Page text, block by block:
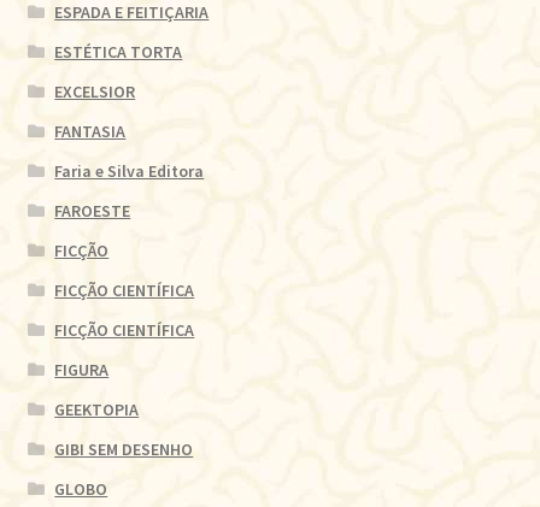
ESPADA E FEITIÇARIA
ESTÉTICA TORTA
EXCELSIOR
FANTASIA
Faria e Silva Editora
FAROESTE
FICÇÃO
FICÇÃO CIENTÍFICA
FICÇÃO CIENTÍFICA
FIGURA
GEEKTOPIA
GIBI SEM DESENHO
GLOBO